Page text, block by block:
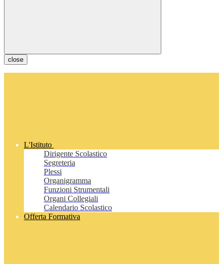
close
L'Istituto
Dirigente Scolastico
Segreteria
Plessi
Organigramma
Funzioni Strumentali
Organi Collegiali
Calendario Scolastico
Offerta Formativa